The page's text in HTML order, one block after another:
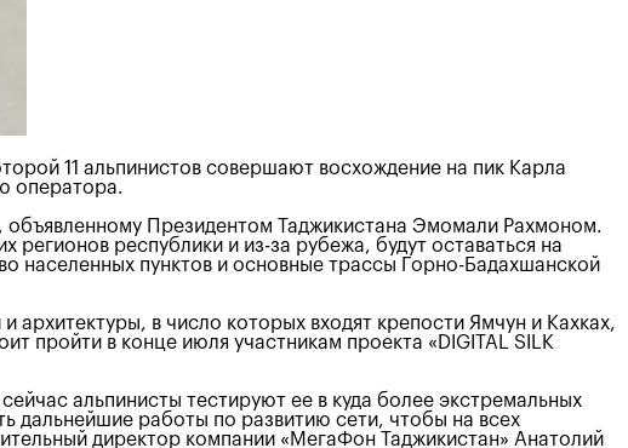
11 альпинистов совершают восхождение на пик Карла
оператора.
объявленному Президентом Таджикистана Эмомали Рахмоном.
республики и из-за рубежа, будут оставаться на
населенных пунктов и основные трассы Горно-Бадахшанской
в число которых входят крепости Ямчун и Кахках,
пройти в конце июля участникам проекта «DIGITAL SILK
альпинисты тестируют ее в куда более экстремальных
дальнейшие работы по развитию сети, чтобы на всех
директор компании «МегаФон Таджикистан» Анатолий